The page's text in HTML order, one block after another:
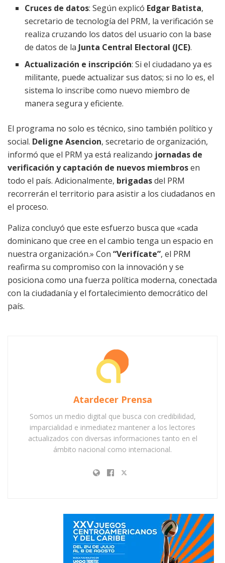
Cruces de datos: Según explicó Edgar Batista,
secretario de tecnología del PRM, la verificación se
realiza cruzando los datos del usuario con la base
de datos de la Junta Central Electoral (JCE).
Actualización e inscripción: Si el ciudadano ya es
militante, puede actualizar sus datos; si no lo es, el
sistema lo inscribe como nuevo miembro de
manera segura y eficiente.
El programa no solo es técnico, sino también político y
social. Deligne Asencion, secretario de organización,
informó que el PRM ya está realizando jornadas de
verificación y captación de nuevos miembrosen
todo el país. Adicionalmente, brigadasdel PRM
recorrerán el territorio para asistir a los ciudadanos en
el proceso.
Paliza concluyó que este esfuerzo busca que «cada
dominicano que cree en el cambio tenga un espacio en
nuestra organización.» Con “Verifícate”, el PRM
reafirma su compromiso con la innovación y se
posiciona como una fuerza política moderna, conectada
con la ciudadanía y el fortalecimiento democrático del
país.
Atardecer Prensa
Somos un medio digital que busca con credibilidad,
imparcialidad e inmediatez mantener a los lectores
actualizados con diversas informaciones tanto en el
ámbito nacional como internacional.